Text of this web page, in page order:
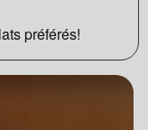
préférés!